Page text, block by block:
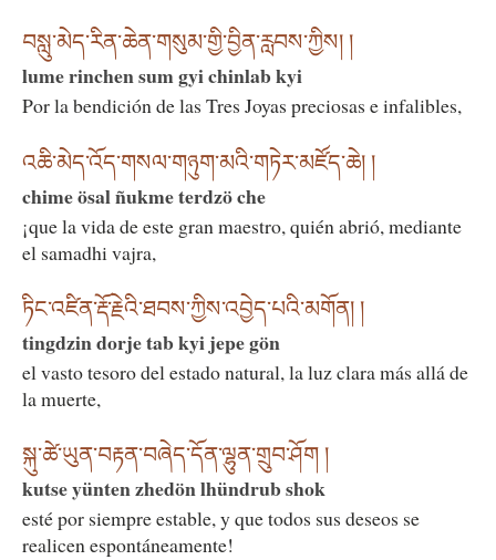
བསླུ་མེད་རིན་ཆེན་གསུམ་གྱི་བྱིན་རླབས་ཀྱིས། །
lume rinchen sum gyi chinlab kyi
Por la bendición de las Tres Joyas preciosas e infalibles,
འཆི་མེད་འོད་གསལ་གཉུག་མའི་གཏེར་མཛོད་ཆེ། །
chime ösal ñukme terdzö che
¡que la vida de este gran maestro, quién abrió, mediante
el samadhi vajra,
ཏིང་འཛིན་རྡོ་རྗེའི་ཐབས་ཀྱིས་འབྱེད་པའི་མགོན། །
tingdzin dorje tab kyi jepe gön
el vasto tesoro del estado natural, la luz clara más allá de
la muerte,
སྐུ་ཚེ་ཡུན་བརྟན་བཞེད་དོན་ལྷུན་གྲུབ་ཤོག །
kutse yünten zhedön lhündrub shok
esté por siempre estable, y que todos sus deseos se
realicen espontáneamente!